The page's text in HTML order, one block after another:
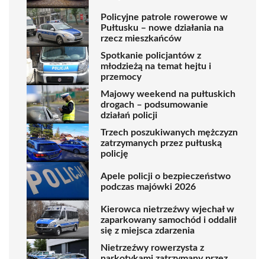
Policyjne patrole rowerowe w
Pułtusku – nowe działania na
rzecz mieszkańców
Spotkanie policjantów z
młodzieżą na temat hejtu i
przemocy
Majowy weekend na pułtuskich
drogach – podsumowanie
działań policji
Trzech poszukiwanych mężczyzn
zatrzymanych przez pułtuską
policję
Apele policji o bezpieczeństwo
podczas majówki 2026
Kierowca nietrzeźwy wjechał w
zaparkowany samochód i oddalił
się z miejsca zdarzenia
Nietrzeźwy rowerzysta z